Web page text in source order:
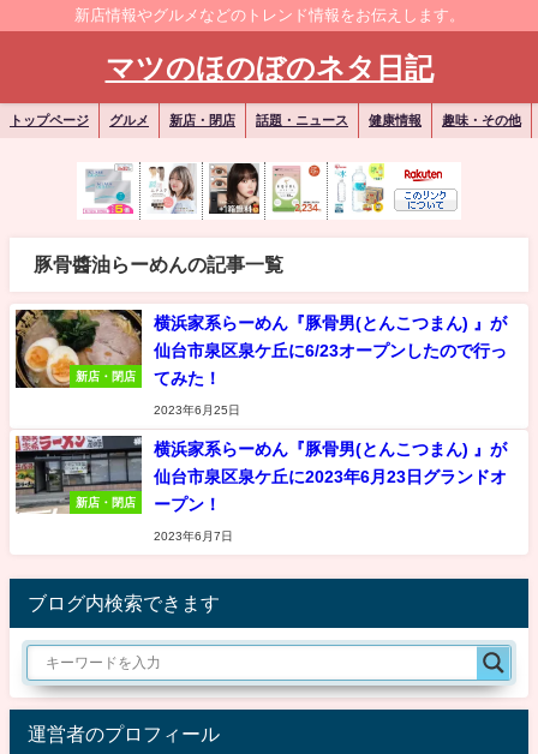
新店情報やグルメなどのトレンド情報をお伝えします。
マツのほのぼのネタ日記
トップページ グルメ 新店・閉店 話題・ニュース 健康情報 趣味・その他
豚骨醬油らーめんの記事一覧
新店・閉店
横浜家系らーめん『豚骨男(とんこつまん) 』が
仙台市泉区泉ケ丘に6/23オープンしたので行っ
てみた！
2023年6月25日
新店・閉店
横浜家系らーめん『豚骨男(とんこつまん) 』が
仙台市泉区泉ケ丘に2023年6月23日グランドオ
ープン！
2023年6月7日
ブログ内検索できます
運営者のプロフィール